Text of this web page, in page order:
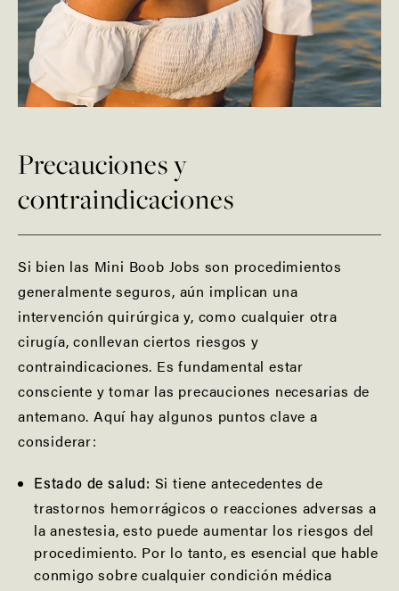
Precauciones y
contraindicaciones
Si bien las Mini Boob Jobs son procedimientos
generalmente seguros, aún implican una
intervención quirúrgica y, como cualquier otra
cirugía, conllevan ciertos riesgos y
contraindicaciones. Es fundamental estar
consciente y tomar las precauciones necesarias de
antemano. Aquí hay algunos puntos clave a
considerar:
Estado de salud: Si tiene antecedentes de
trastornos hemorrágicos o reacciones adversas a
la anestesia, esto puede aumentar los riesgos del
procedimiento. Por lo tanto, es esencial que hable
conmigo sobre cualquier condición médica